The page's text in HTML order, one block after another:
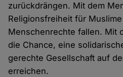
zurückdrängen. Mit dem
Religionsfreiheit für
Menschenrechte fallen. Mit
die Chance, eine
gerechte Gesellschaft auf
erreichen.